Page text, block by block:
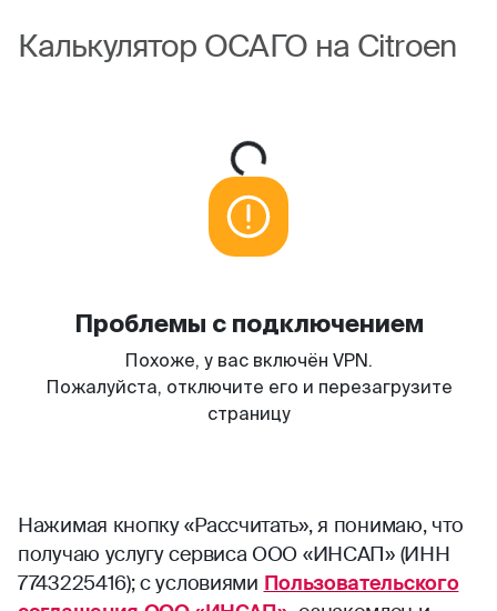
Калькулятор ОСАГО на Citroen
Нажимая кнопку «Рассчитать», я понимаю, что
получаю услугу сервиса ООО «ИНСАП» (ИНН
7743225416); с условиями Пользовательского